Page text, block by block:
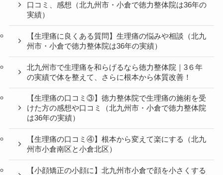
口コミ、感想（北九州市・小倉で徳力整体院は36年の
実績）
【生理痛に良くある質問】生理痛の悩みや相談（北九
州市・小倉で徳力整体院は36年の実績）
北九州市で生理痛を和らげるなら徳力整体院｜3６年
の実績で体を整えて、さらに根本から体質改善！
【生理痛の口コミ③】徳力整体院で生理痛の施術を受
けた方の感想や口コミ（北九州市・小倉で徳力整体院
は36年の実績）
【生理痛の口コミ④】根本から変えて楽にする（北九
州市小倉南区と小倉北区）
【小顔矯正の小顔に】北九州市小倉で顔を小さくする